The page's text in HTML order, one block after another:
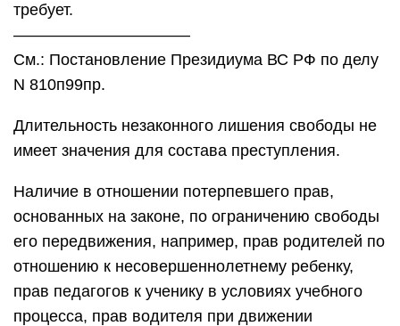
требует.
———————————
См.: Постановление Президиума ВС РФ по делу
N 810п99пр.
Длительность незаконного лишения свободы не
имеет значения для состава преступления.
Наличие в отношении потерпевшего прав,
основанных на законе, по ограничению свободы
его передвижения, например, прав родителей по
отношению к несовершеннолетнему ребенку,
прав педагогов к ученику в условиях учебного
процесса, прав водителя при движении